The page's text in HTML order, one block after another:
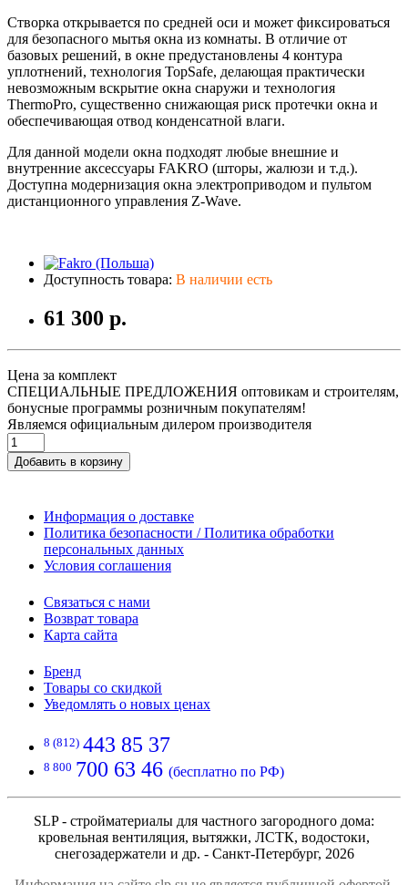
Створка открывается по средней оси и может фиксироваться
для безопасного мытья окна из комнаты. В отличие от
базовых решений, в окне предустановлены 4 контура
уплотнений, технология TopSafe, делающая практически
невозможным вскрытие окна снаружи и технология
ThermoPro, существенно снижающая риск протечки окна и
обеспечивающая отвод конденсатной влаги.
Для данной модели окна подходят любые внешние и
внутренние аксессуары FAKRO (шторы, жалюзи и т.д.).
Доступна модернизация окна электроприводом и пультом
дистанционного управления Z-Wave.
Доступность товара: В наличии есть
61 300 р.
Цена за комплект
СПЕЦИАЛЬНЫЕ ПРЕДЛОЖЕНИЯ оптовикам и строителям,
бонусные программы розничным покупателям!
Являемся официальным дилером производителя
Добавить в корзину
Информация о доставке
Политика безопасности / Политика обработки
персональных данных
Условия соглашения
Связаться с нами
Возврат товара
Карта сайта
Бренд
Товары со скидкой
Уведомлять о новых ценах
8 (812) 443 85 37
8 800 700 63 46 (бесплатно по РФ)
SLP - стройматериалы для частного загородного дома:
кровельная вентиляция, вытяжки, ЛСТК, водостоки,
снегозадержатели и др. - Санкт-Петербург, 2026